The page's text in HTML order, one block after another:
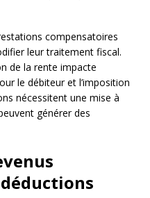
compensatoires
leur traitement fiscal.
de la rente impacte
le débiteur et l’imposition
nécessitent une mise à
générer des